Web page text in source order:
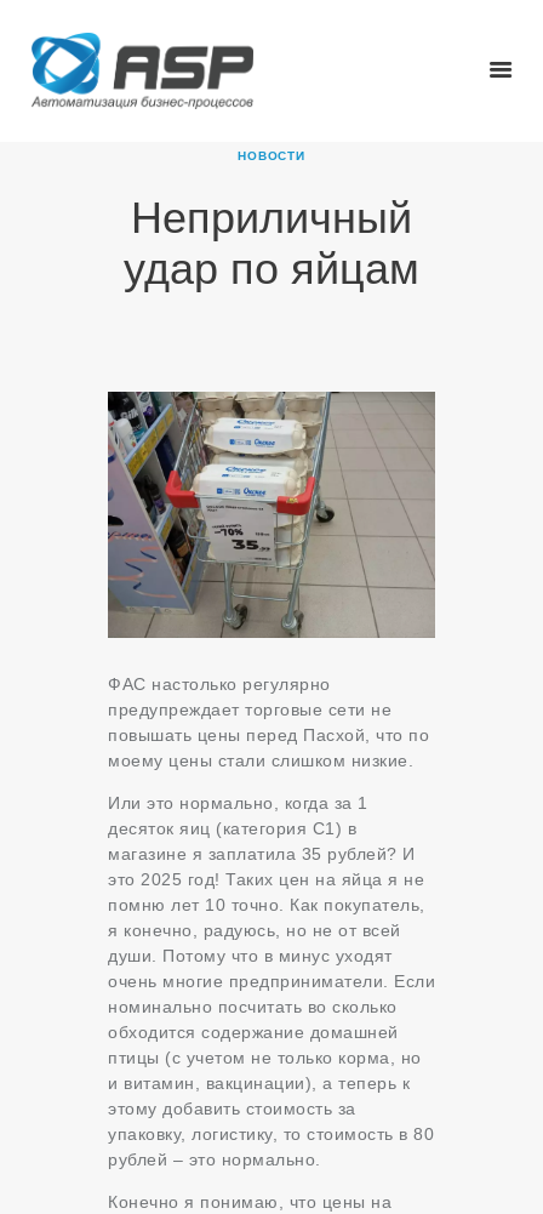
НОВОСТИ
Неприличный
удар по яйцам
ГЛАВНАЯ
О КОМПАНИИ
ПАРТНЕРЫ
КОНТАКТЫ
ФАС настолько регулярно
предупреждает торговые сети не
повышать цены перед Пасхой, что по
моему цены стали слишком низкие.
Или это нормально, когда за 1
десяток яиц (категория С1) в
магазине я заплатила 35 рублей? И
это 2025 год! Таких цен на яйца я не
помню лет 10 точно. Как покупатель,
я конечно, радуюсь, но не от всей
души. Потому что в минус уходят
очень многие предприниматели. Если
номинально посчитать во сколько
обходится содержание домашней
птицы (с учетом не только корма, но
и витамин, вакцинации), а теперь к
этому добавить стоимость за
упаковку, логистику, то стоимость в 80
рублей – это нормально.
Конечно я понимаю, что цены на